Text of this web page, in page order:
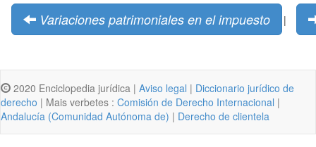
Variaciones patrimoniales en el impuesto |
2020 Enciclopedia jurídica | Aviso legal | Diccionario jurídico de
derecho | Mais verbetes : Comisión de Derecho Internacional |
Andalucía (Comunidad Autónoma de) | Derecho de clientela